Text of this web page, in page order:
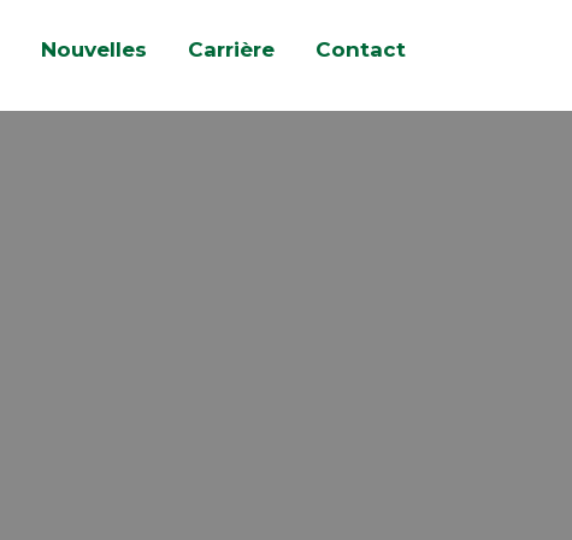
Nouvelles Carrière Contact